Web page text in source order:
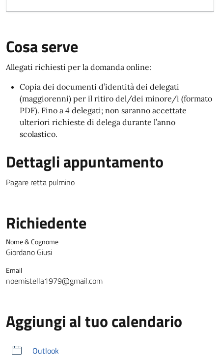
Cosa serve
Allegati richiesti per la domanda online:
Copia dei documenti d’identità dei delegati
(maggiorenni) per il ritiro del/dei minore/i (formato
PDF). Fino a 4 delegati; non saranno accettate
ulteriori richieste di delega durante l’anno
scolastico.
Dettagli appuntamento
Pagare retta pulmino
Richiedente
Nome & Cognome
Giordano Giusi
Email
noemistella1979@gmail.com
Aggiungi al tuo calendario
Outlook